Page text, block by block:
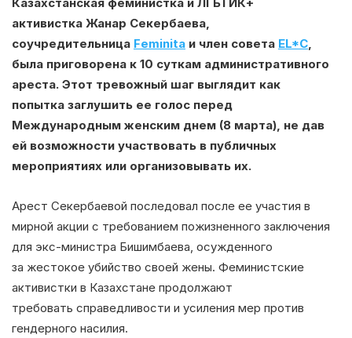
активистка Жанар Секербаева,
соучредительница Feminita и член совета EL*C
была приговорена к 10 суткам административного
ареста. Этот тревожный шаг выглядит как
попытка заглушить ее голос перед
Международным женским днем (8 марта), не дав
ей возможности участвовать в публичных
мероприятиях или организовывать их.
Арест Секербаевой последовал после ее участия в
мирной акции с требованием пожизненного заключения
для экс-министра Бишимбаева, осужденного
за жестокое убийство своей жены. Феминистские
активистки в Казахстане продолжают
требовать справедливости и усиления мер против
гендерного насилия.